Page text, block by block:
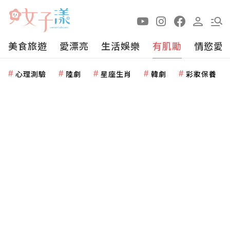
美食旅遊 愛漂亮 生活娛樂 有肌勵 情慾愛
心理測驗 陸劇 星座生肖 韓劇 彩妝保養